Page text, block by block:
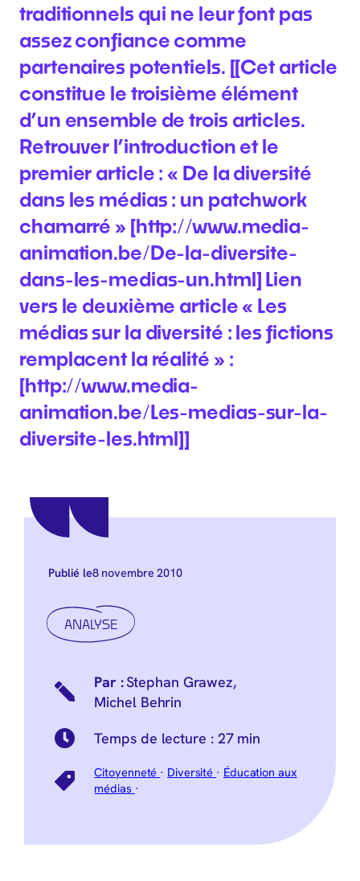
traditionnels qui ne leur font pas
assez confiance comme
partenaires potentiels. [[Cet article
constitue le troisième élément
d’un ensemble de trois articles.
Retrouver l’introduction et le
premier article : « De la diversité
dans les médias : un patchwork
chamarré » [http://www.media-
animation.be/De-la-diversite-
dans-les-medias-un.html] Lien
vers le deuxième article « Les
médias sur la diversité : les fictions
remplacent la réalité » :
[http://www.media-
animation.be/Les-medias-sur-la-
diversite-les.html]]
Publié le8 novembre 2010
ANALYSE
Stephan Grawez,
Michel Behrin
Temps de lecture : 27 min
Citoyenneté · Diversité · Éducation aux
médias ·